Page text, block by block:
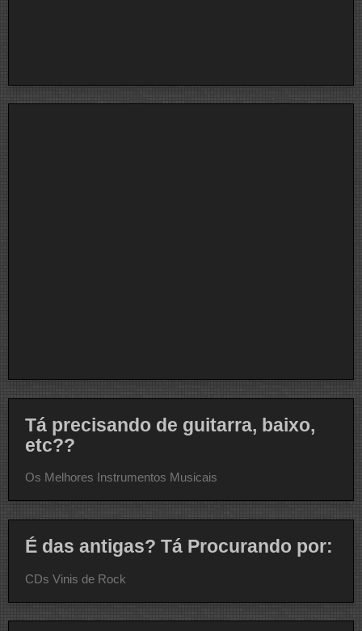
Tá precisando de guitarra, baixo,
etc??
Os Melhores Instrumentos Musicais
É das antigas? Tá Procurando por:
CDs Vinis de Rock